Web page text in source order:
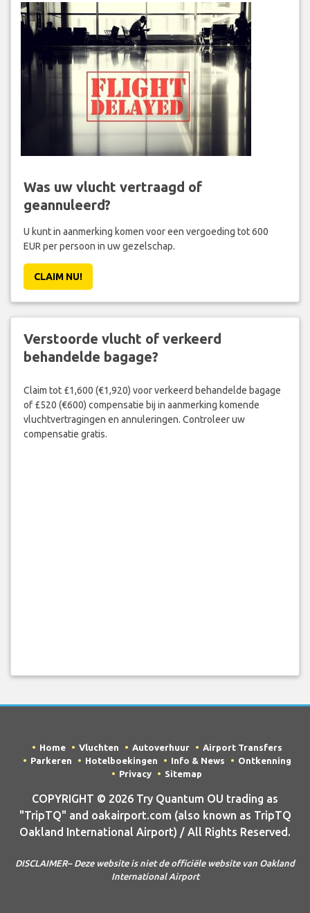
Was uw vlucht vertraagd of
geannuleerd?
U kunt in aanmerking komen voor een vergoeding tot 600
EUR per persoon in uw gezelschap.
CLAIM NU!
Verstoorde vlucht of verkeerd
behandelde bagage?
Claim tot £1,600 (€1,920) voor verkeerd behandelde bagage
of £520 (€600) compensatie bij in aanmerking komende
vluchtvertragingen en annuleringen. Controleer uw
compensatie gratis.
Home Vluchten Autoverhuur
Airport Transfers
Parkeren
Hotelboekingen Info & News
Ontkenning
Privacy
Sitemap
COPYRIGHT © 2026 Try Quantum OU trading as
"TripTQ" and oakairport.com (also known as TripTQ
Oakland International Airport) / All Rights Reserved.
DISCLAIMER– Deze website is niet de officiële website van Oakland
International Airport